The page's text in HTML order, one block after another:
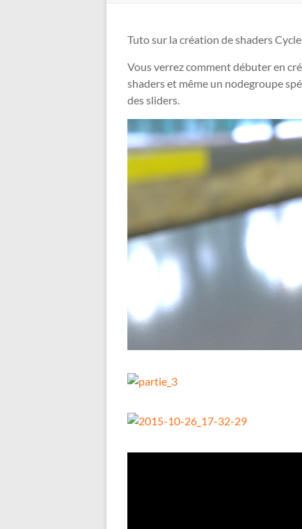
Tuto sur la création de shaders
Vous verrez comment débuter en
shaders et même un nodegroupe
des sliders.